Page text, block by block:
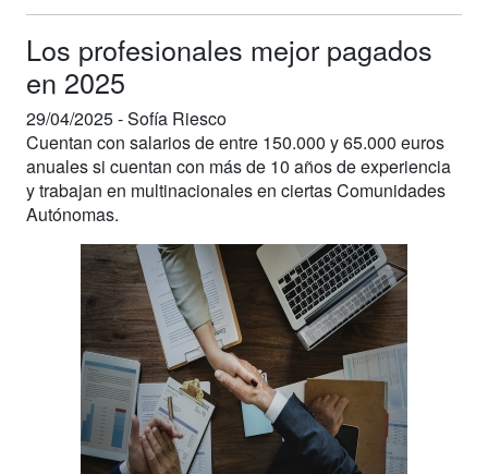
Los profesionales mejor pagados
en 2025
29/04/2025 -Sofía Riesco
Cuentan con salarios de entre 150.000 y 65.000 euros
anuales si cuentan con más de 10 años de experiencia
y trabajan en multinacionales en ciertas Comunidades
Autónomas.